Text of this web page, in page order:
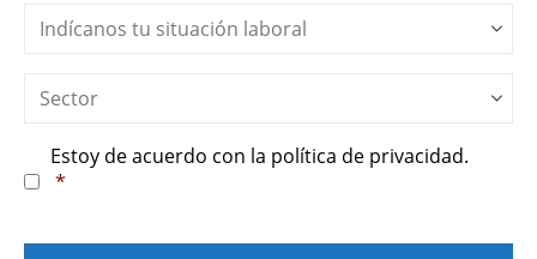
Situación
Laboral *
Sector
Consentimiento *
Estoy de acuerdo con la política de privacidad.
*